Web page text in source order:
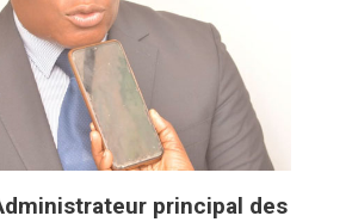
principal des